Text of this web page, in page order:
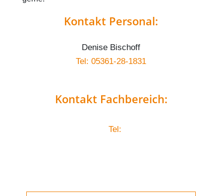
Kontakt Personal:
Denise Bischoff
Tel: 05361-28-1831
Kontakt Fachbereich:
Tel: